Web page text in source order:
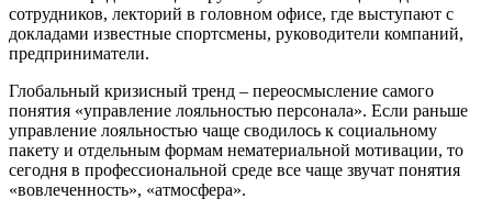
сотрудников, лекторий в головном офисе, где выступают с
докладами известные спортсмены, руководители компаний,
предприниматели.
Глобальный кризисный тренд – переосмысление самого
понятия «управление лояльностью персонала». Если раньше
управление лояльностью чаще сводилось к социальному
пакету и отдельным формам нематериальной мотивации, то
сегодня в профессиональной среде все чаще звучат понятия
«вовлеченность», «атмосфера».